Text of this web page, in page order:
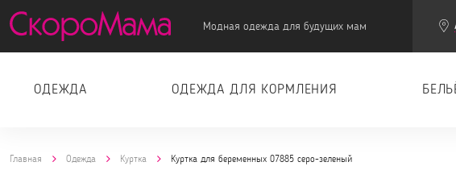
Модная одежда для будущих мам
ОДЕЖДА ОДЕЖДА ДЛЯ КОРМЛЕНИЯ
Главная Одежда Куртка Куртка для беременных 07885 серо-зеленый